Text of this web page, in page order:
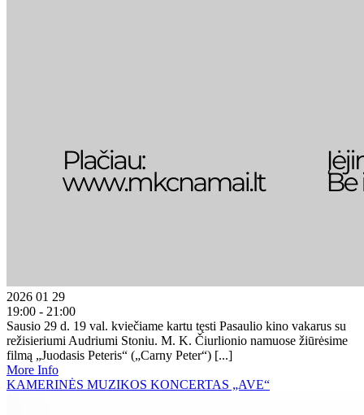
2026 01 29
19:00 - 21:00
Sausio 29 d. 19 val. kviečiame kartu tęsti Pasaulio kino vakarus su
režisieriumi Audriumi Stoniu. M. K. Čiurlionio namuose žiūrėsime
filmą „Juodasis Peteris“ („Carny Peter“) [...]
More Info
KAMERINĖS MUZIKOS KONCERTAS „AVE“